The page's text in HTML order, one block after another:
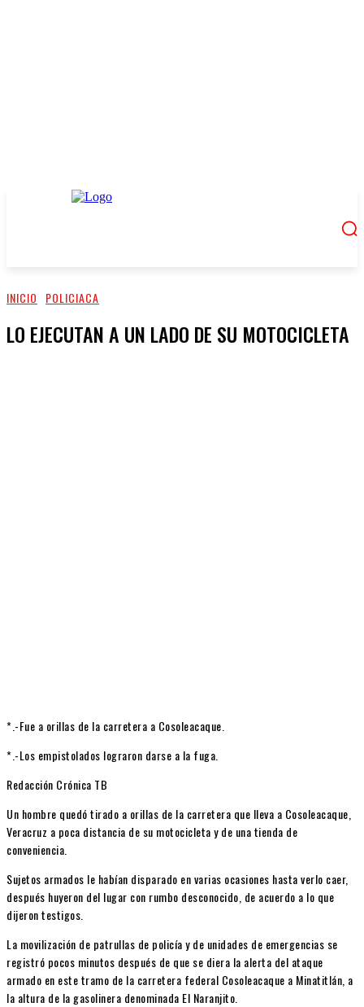
INICIO POLICIACA
LO EJECUTAN A UN LADO DE SU MOTOCICLETA
*.-Fue a orillas de la carretera a Cosoleacaque.
*.-Los empistolados lograron darse a la fuga.
Redacción Crónica TB
Un hombre quedó tirado a orillas de la carretera que lleva a Cosoleacaque,
Veracruz a poca distancia de su motocicleta y de una tienda de
conveniencia.
Sujetos armados le habían disparado en varias ocasiones hasta verlo caer,
después huyeron del lugar con rumbo desconocido, de acuerdo a lo que
dijeron testigos.
La movilización de patrullas de policía y de unidades de emergencias se
registró pocos minutos después de que se diera la alerta del ataque
armado en este tramo de la carretera federal Cosoleacaque a Minatitlán, a
la altura de la gasolinera denominada El Naranjito.